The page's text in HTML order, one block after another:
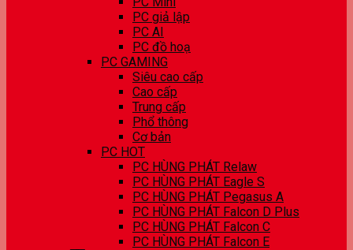
PC giả lập
PC AI
PC đồ hoạ
PC GAMING
Siêu cao cấp
Cao cấp
Trung cấp
Phổ thông
Cơ bản
PC HOT
PC HÙNG PHÁT Relaw
PC HÙNG PHÁT Eagle S
PC HÙNG PHÁT Pegasus A
PC HÙNG PHÁT Falcon D Plus
PC HÙNG PHÁT Falcon C
PC HÙNG PHÁT Falcon E